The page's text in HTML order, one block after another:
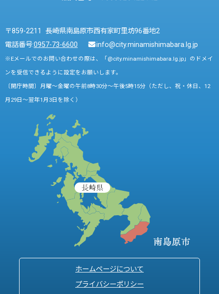
〒859-2211 長崎県南島原市西有家町里坊96番地2
電話番号:0957-73-6600 info@city.minamishimabara.lg.jp
※Eメールでのお問い合わせの際は、「@city.minamishimabara.lg.jp」のドメイ
ンを受信できるように設定をお願いします。
〔開庁時間〕月曜～金曜の午前8時30分～午後5時15分（ただし、祝・休日、12
月29日～翌年1月3日を除く）
ホームページについて
プライバシーポリシー